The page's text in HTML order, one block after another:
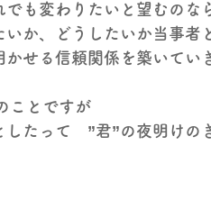
も変わりたいと望むのな
いか、どうしたいか当事者
せる信頼関係を築いてい
ことですが
したって　”君”の夜明けの